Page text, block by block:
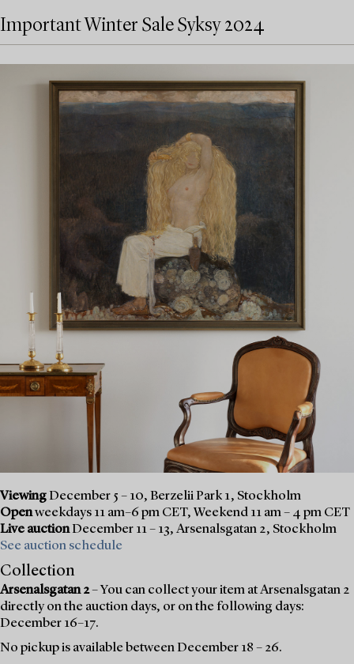
Important Winter Sale Syksy 2024
ViewingDecember 5 – 10, Berzelii Park 1, Stockholm
Openweekdays 11 am–6 pm CET, Weekend 11 am – 4 pm CET
Live auctionDecember 11 – 13, Arsenalsgatan 2, Stockholm
See auction schedule
Collection
Arsenalsgatan 2– You can collect your item at Arsenalsgatan 2
directly on the auction days, or on the following days:
December 16–17.
No pickup is available between December 18 – 26.